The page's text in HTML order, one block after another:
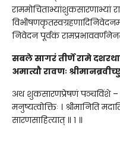
राममोचिताभ्यांशुकसारणाभ्यां
निवेदन पूर्वकं
सबले सागरं तीर्णे रामे
अमात्यौ रावणः
अथ शुकसारणप्रेषणं पञ्चविंशे –
मनुष्यत्वोक्तिः । श्रीमानिति
सारणसाहित्यात् ॥ १ ॥